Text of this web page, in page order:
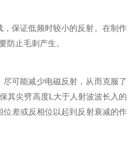
保证低频时较小的反射。在制作
防止毛刺产生。
可能减少电磁反射，从而克服了
其尖劈高度L大于人射波波长入的
差或反相位以起到反射衰减的作